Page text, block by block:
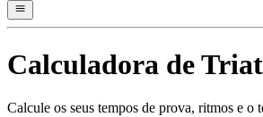
Calculadora de
Calcule os seus tempos de prova, ritmos e o